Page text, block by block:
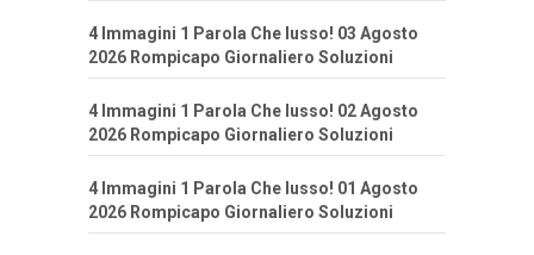
4 Immagini 1 Parola Che lusso! 03 Agosto
2026 Rompicapo Giornaliero Soluzioni
4 Immagini 1 Parola Che lusso! 02 Agosto
2026 Rompicapo Giornaliero Soluzioni
4 Immagini 1 Parola Che lusso! 01 Agosto
2026 Rompicapo Giornaliero Soluzioni